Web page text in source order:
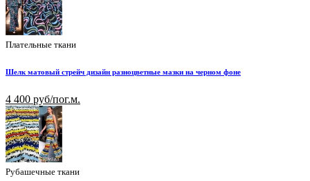
Плательные ткани
Шелк матовый стрейч дизайн разноцветные мазки на черном фоне
4 400 руб/пог.м.
Рубашечные ткани